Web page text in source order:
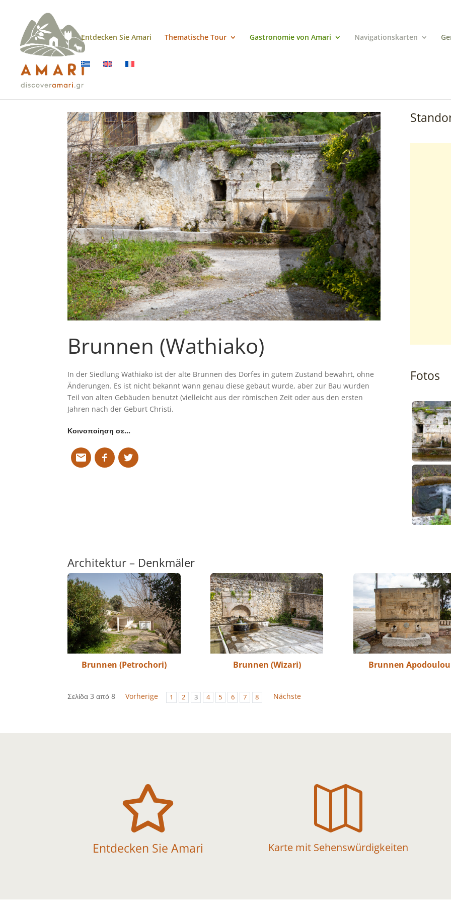
Entdecken Sie Amari Thematische Tour Gastronomie von Amari Navigationskarten
Brunnen (Wathiako)
In der Siedlung Wathiako ist der alte Brunnen des Dorfes in gutem Zustand bewahrt, ohne
Änderungen. Es ist nicht bekannt wann genau diese gebaut wurde, aber zur Bau wurden
Teil von alten Gebäuden benutzt (vielleicht aus der römischen Zeit oder aus den ersten
Jahren nach der Geburt Christi.
Κοινοποίηση σε…
Fotos
Architektur – Denkmäler
Brunnen (Petrochori) Brunnen (Wizari) Brunnen Apodoulou
Σελίδα 3 από 8 Vorherige 1 2 3 4 5 6 7 8 Nächste

Entdecken Sie Amari

Karte mit Sehenswürdigkeiten